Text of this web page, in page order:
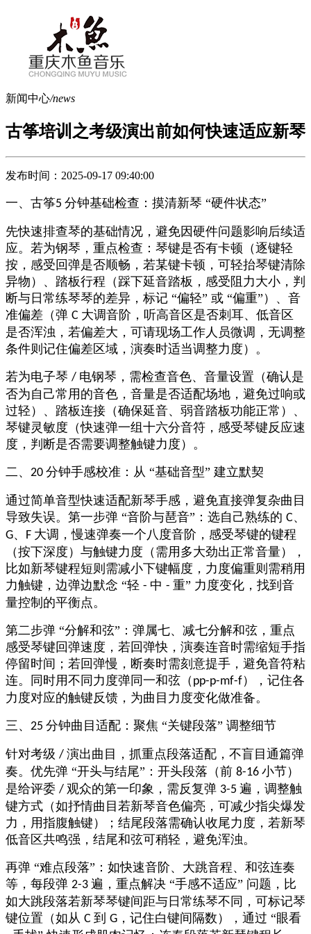
新闻中心/news
古筝培训之考级演出前如何快速适应新琴
发布时间：2025-09-17 09:40:00
一、 古筝5 分钟基础检查：摸清新琴 “硬件状态”​
先快速排查琴的基础情况，避免因硬件问题影响后续适
应。若为钢琴，重点检查：琴键是否有卡顿（逐键轻
按，感受回弹是否顺畅，若某键卡顿，可轻抬琴键清除
异物）、踏板行程（踩下延音踏板，感受阻力大小，判
断与日常练琴琴的差异，标记 “偏轻” 或 “偏重”）、音
准偏差（弹 C 大调音阶，听高音区是否刺耳、低音区
是否浑浊，若偏差大，可请现场工作人员微调，无调整
条件则记住偏差区域，演奏时适当调整力度）。​
若为电子琴 / 电钢琴，需检查音色、音量设置（确认是
否为自己常用的音色，音量是否适配场地，避免过响或
过轻）、踏板连接（确保延音、弱音踏板功能正常）、
琴键灵敏度（快速弹一组十六分音符，感受琴键反应速
度，判断是否需要调整触键力度）。​
二、 20 分钟手感校准：从 “基础音型” 建立默契​
通过简单音型快速适配新琴手感，避免直接弹复杂曲目
导致失误。第一步弹 “音阶与琶音”：选自己熟练的 C、
G、 F 大调，慢速弹奏一个八度音阶，感受琴键的键程
（按下深度）与触键力度（需用多大劲出正常音量），
比如新琴键程短则需减小下键幅度，力度偏重则需稍用
力触键，边弹边默念 “轻 - 中 - 重” 力度变化，找到音
量控制的平衡点。​
第二步弹 “分解和弦”：弹属七、减七分解和弦，重点
感受琴键回弹速度，若回弹快，演奏连音时需缩短手指
停留时间；若回弹慢，断奏时需刻意提手，避免音符粘
连。同时用不同力度弹同一和弦（ pp-p-mf-f），记住各
力度对应的触键反馈，为曲目力度变化做准备。​
三、 25 分钟曲目适配：聚焦 “关键段落” 调整细节​
针对考级 / 演出曲目，抓重点段落适配，不盲目通篇弹
奏。优先弹 “开头与结尾”：开头段落（前 8-16 小节）
是给评委 / 观众的第一印象，需反复弹 3-5 遍，调整触
键方式（如抒情曲目若新琴音色偏亮，可减少指尖爆发
力，用指腹触键）；结尾段落需确认收尾力度，若新琴
低音区共鸣强，结尾和弦可稍轻，避免浑浊。​
再弹 “难点段落”：如快速音阶、大跳音程、和弦连奏
等，每段弹 2-3 遍，重点解决 “手感不适应” 问题，比
如大跳段落若新琴琴键间距与日常练琴不同，可标记琴
键位置（如从 C 到 G ，记住白键间隔数），通过 “眼看